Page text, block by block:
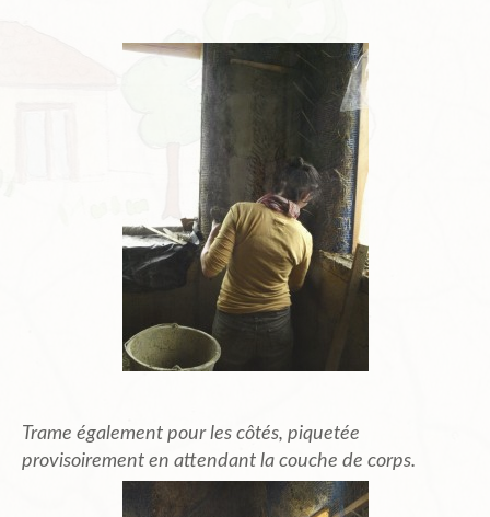
Trame également pour les côtés, piquetée
provisoirement en attendant la couche de corps.